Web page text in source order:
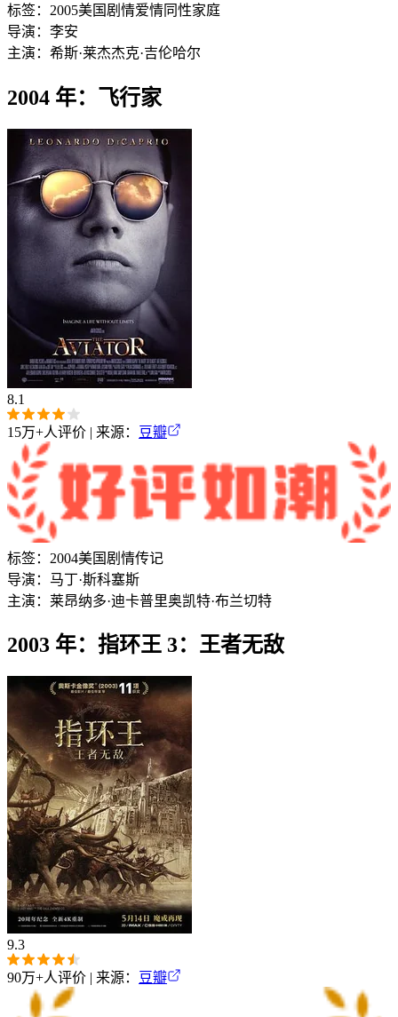
标签： 2005美国 剧情爱情同性家庭
导演： 李安
主演： 希斯·莱杰杰克·吉伦哈尔
2004 年：飞行家
8.1
15万+人评价 | 来源： 豆瓣
标签： 2004美国 剧情传记
导演： 马丁·斯科塞斯
主演： 莱昂纳多·迪卡普里奥凯特·布兰切特
2003 年：指环王 3：王者无敌
9.3
90万+人评价 | 来源： 豆瓣